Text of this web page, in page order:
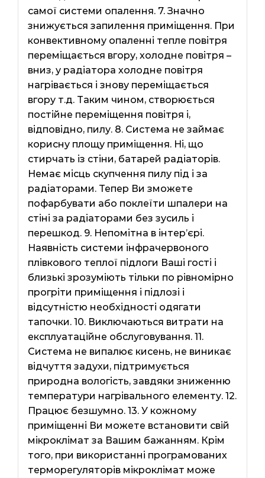
самої системи опалення. 7. Значно
знижується запилення приміщення. При
конвективному опаленні тепле повітря
переміщається вгору, холодне повітря –
вниз, у радіатора холодне повітря
нагрівається і знову переміщається
вгору т.д. Таким чином, створюється
постійне переміщення повітря і,
відповідно, пилу. 8. Система не займає
корисну площу приміщення. Ні, що
стирчать із стіни, батарей радіаторів.
Немає місць скупчення пилу під і за
радіаторами. Тепер Ви зможете
пофарбувати або поклеїти шпалери на
стіні за радіаторами без зусиль і
перешкод. 9. Непомітна в інтер’єрі.
Наявність системи інфрачервоного
плівкового теплої підлоги Ваші гості і
близькі зрозуміють тільки по рівномірно
прогріти приміщення і підлозі і
відсутністю необхідності одягати
тапочки. 10. Виключаються витрати на
експлуатаційне обслуговування. 11.
Система не випалює кисень, не виникає
відчуття задухи, підтримується
природна вологість, завдяки зниженню
температури нагрівального елементу. 12.
Працює безшумно. 13. У кожному
приміщенні Ви можете встановити свій
мікроклімат за Вашим бажанням. Крім
того, при використанні програмованих
терморегуляторів мікроклімат може